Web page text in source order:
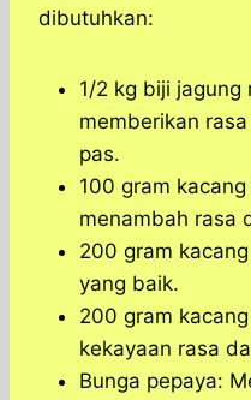
dibutuhkan:
1/2 kg biji jagung
memberikan
pas.
100 gram
menambah rasa
200 gram
yang baik.
200 gram
kekayaan rasa
Bunga pepaya: